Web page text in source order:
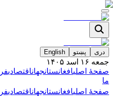
دری پښتو English
جمعه ۱۶ اسد ۱۴۰۵
صفحۀ اصلیافغانستانجهاناقتصادی
ما
صفحۀ اصلیافغانستانجهاناقتصادی